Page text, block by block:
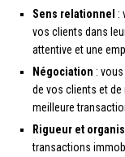
Sens relationnel :
vos clients dans
attentive et une
Négociation :
de vos clients et
meilleure
Rigueur et
transactions